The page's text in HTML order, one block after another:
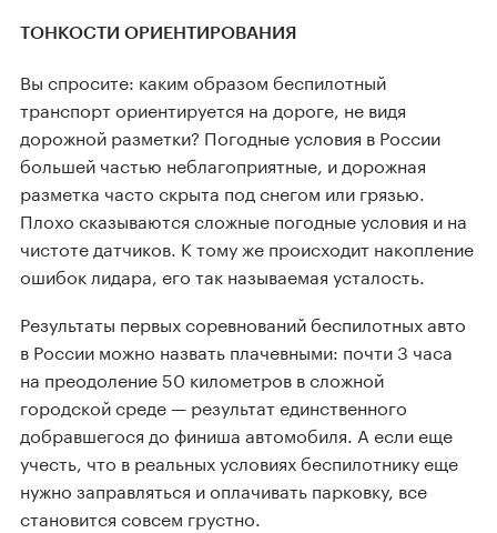
ТОНКОСТИ ОРИЕНТИРОВАНИЯ
Вы спросите: каким образом беспилотный
транспорт ориентируется на дороге, не видя
дорожной разметки? Погодные условия в России
большей частью неблагоприятные, и дорожная
разметка часто скрыта под снегом или грязью.
Плохо сказываются сложные погодные условия и на
чистоте датчиков. К тому же происходит накопление
ошибок лидара, его так называемая усталость.
Результаты первых соревнований беспилотных авто
в России можно назвать плачевными: почти 3 часа
на преодоление 50 километров в сложной
городской среде — результат единственного
добравшегося до финиша автомобиля. А если еще
учесть, что в реальных условиях беспилотнику еще
нужно заправляться и оплачивать парковку, все
становится совсем грустно.